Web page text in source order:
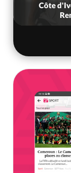
Côte